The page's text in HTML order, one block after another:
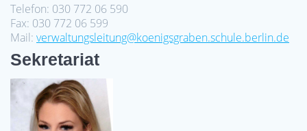
Telefon: 030 772 06 590
Fax: 030 772 06 599
Mail: verwaltungsleitung@koenigsgraben.schule.berlin.de
Sekretariat